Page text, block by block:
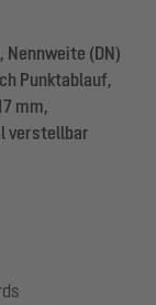
Nennweite (DN)
Punktablauf,
mm,
verstellbar